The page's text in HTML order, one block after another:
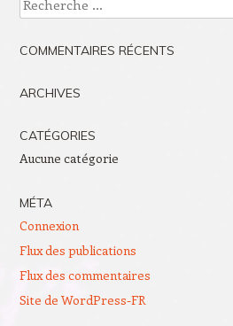
COMMENTAIRES RÉCENTS
ARCHIVES
CATÉGORIES
Aucune catégorie
MÉTA
Connexion
Flux des publications
Flux des commentaires
Site de WordPress-FR